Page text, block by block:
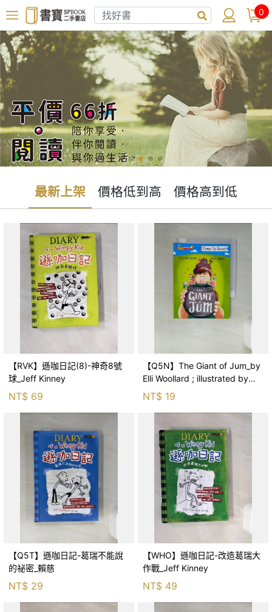
0
最新上架 價格低到高 價格高到低
【RVK】遜咖日記(8)-神奇8號
球_Jeff Kinney
NT$ 69
【Q5N】The Giant of Jum_by
Elli Woollard ; illustrated by
Benji Davie
NT$ 19
【Q5T】遜咖日記-葛瑞不能說
的祕密_賴慈
NT$ 29
【WHO】遜咖日記-改造葛瑞大
作戰_Jeff Kinney
NT$ 49